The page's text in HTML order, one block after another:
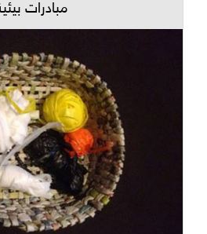
مبادرات